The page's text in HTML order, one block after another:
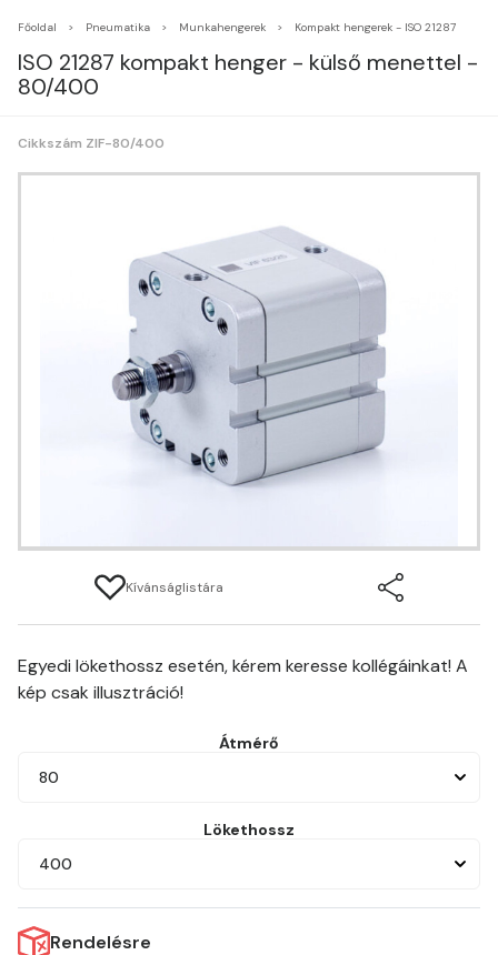
Főoldal Pneumatika Munkahengerek Kompakt hengerek - ISO 21287
ISO 21287 kompakt henger - külső menettel -
80/400
Cikkszám ZIF-80/400
Kívánságlistára
Egyedi lökethossz esetén, kérem keresse kollégáinkat! A
kép csak illusztráció!
Átmérő
80
Lökethossz
400
Rendelésre